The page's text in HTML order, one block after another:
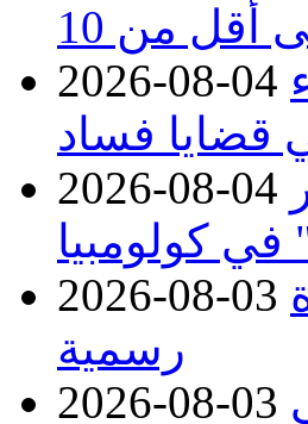
2026-08-04
قضايا فساد
2026-08-04
كولومبيا
2026-08-03
رسمية
2026-08-03